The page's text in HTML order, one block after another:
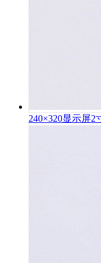
240×320显示屏2